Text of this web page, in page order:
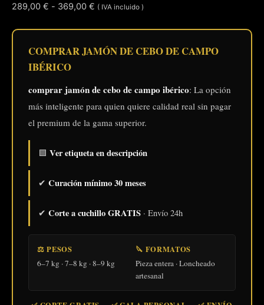
289,00 € - 369,00 € Rango
desde
369,00 €
( IVA incluido )
COMPRAR JAMÓN DE CEBO DE CAMPO
IBÉRICO
comprar jamón de cebo de campo ibérico: La opción
más inteligente para quien quiere calidad real sin pagar
el premium de la gama superior.
🟩 Ver etiqueta en descripción
✔ Curación mínimo 30 meses
✔ Corte a cuchillo GRATIS · Envío 24h
⚖️ PESOS
6–7 kg · 7–8 kg · 8–9 kg
🔪 FORMATOS
Pieza entera · Loncheado
artesanal